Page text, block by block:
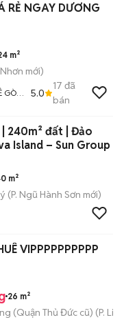
RẺ NGAY DƯƠNG
m²
mới)
GÒ
5.0
17 đã
bán
240m² đất | Đảo
Island – Sun Group
m²
(P. Ngũ Hành Sơn mới)
VIPPPPPPPPPP
26 m²
(Quận Thủ Đức cũ) (P.